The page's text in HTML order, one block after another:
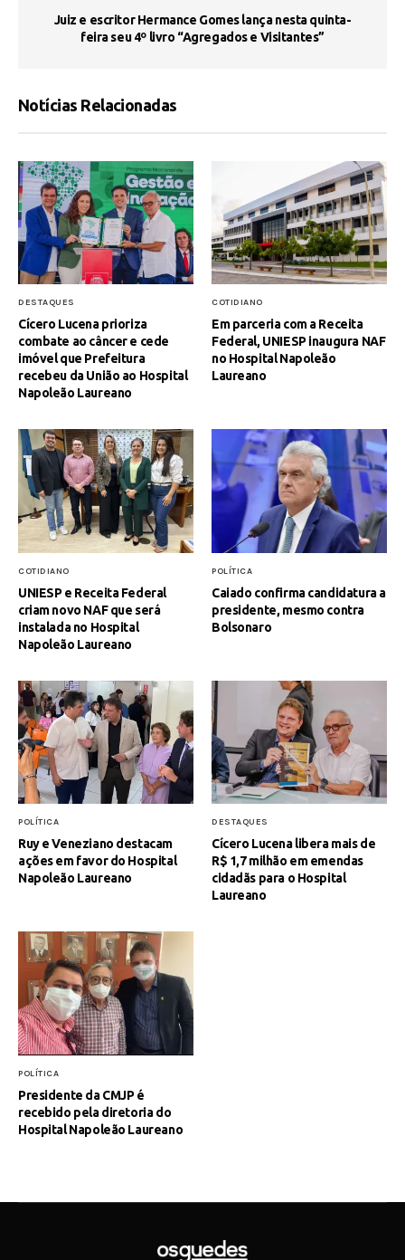
Juiz e escritor Hermance Gomes lança nesta quinta-
feira seu 4º livro “Agregados e Visitantes”
Notícias Relacionadas
DESTAQUES
Cícero Lucena prioriza
combate ao câncer e cede
imóvel que Prefeitura
recebeu da União ao Hospital
Napoleão Laureano
COTIDIANO
Em parceria com a Receita
Federal, UNIESP inaugura NAF
no Hospital Napoleão
Laureano
COTIDIANO
UNIESP e Receita Federal
criam novo NAF que será
instalada no Hospital
Napoleão Laureano
POLÍTICA
Caiado confirma candidatura a
presidente, mesmo contra
Bolsonaro
POLÍTICA
Ruy e Veneziano destacam
ações em favor do Hospital
Napoleão Laureano
DESTAQUES
Cícero Lucena libera mais de
R$ 1,7 milhão em emendas
cidadãs para o Hospital
Laureano
POLÍTICA
Presidente da CMJP é
recebido pela diretoria do
Hospital Napoleão Laureano